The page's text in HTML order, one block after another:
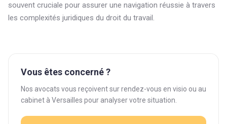
souvent cruciale pour assurer une navigation réussie à travers
les complexités juridiques du droit du travail.
Vous êtes concerné ?
Nos avocats vous reçoivent sur rendez-vous en visio ou au
cabinet à Versailles pour analyser votre situation.